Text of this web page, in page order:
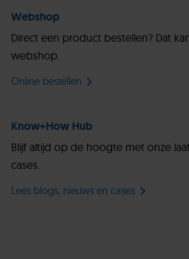
Webshop
Direct een product bestellen? Dat
webshop.
Online bestellen
Know+How Hub
Blijf altijd op de hoogte met onze
cases.
Lees blogs, nieuws en cases